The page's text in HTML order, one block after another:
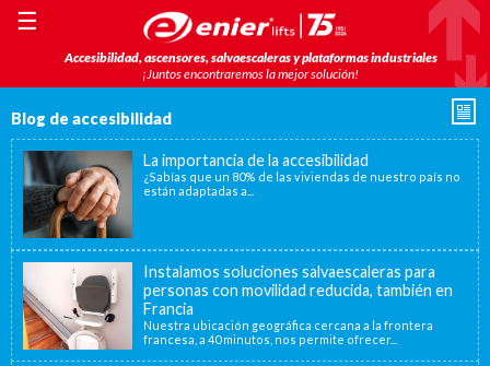
Accesibilidad, ascensores, salvaescaleras y plataformas industriales
¡Juntos encontraremos la mejor solución!
☰
Blog de accesibilidad
La importancia de la accesibilidad
¿Sabías que un 80% de las viviendas de nuestro país no
están adaptadas a...
Instalamos soluciones salvaescaleras para
personas con movilidad reducida, también en
Francia
Nuestra ubicación geográfica cercana a la frontera
francesa, a 40 minutos, nos permite ofrecer...